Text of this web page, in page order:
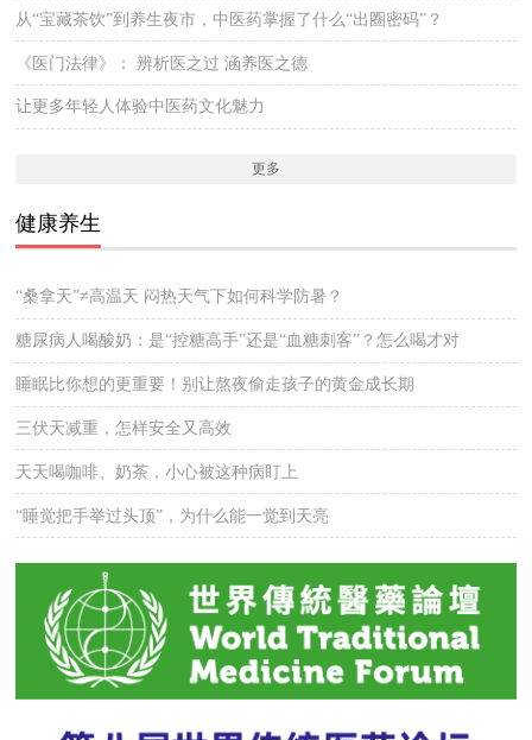
从“宝藏茶饮”到养生夜市，中医药掌握了什么“出圈密码”？
《医门法律》： 辨析医之过 涵养医之德
让更多年轻人体验中医药文化魅力
更多
健康养生
“桑拿天”≠高温天 闷热天气下如何科学防暑？
糖尿病人喝酸奶：是“控糖高手”还是“血糖刺客”？怎么喝才对
睡眠比你想的更重要！别让熬夜偷走孩子的黄金成长期
三伏天减重，怎样安全又高效
天天喝咖啡、奶茶，小心被这种病盯上
“睡觉把手举过头顶”，为什么能一觉到天亮